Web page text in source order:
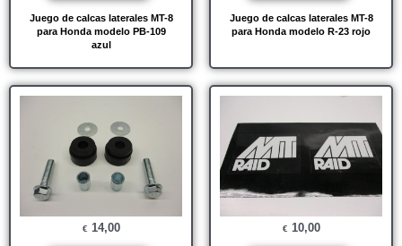
Juego de calcas laterales MT-8
para Honda modelo PB-109
azul
Juego de calcas laterales MT-8
para Honda modelo R-23 rojo
€ 14,00 € 10,00